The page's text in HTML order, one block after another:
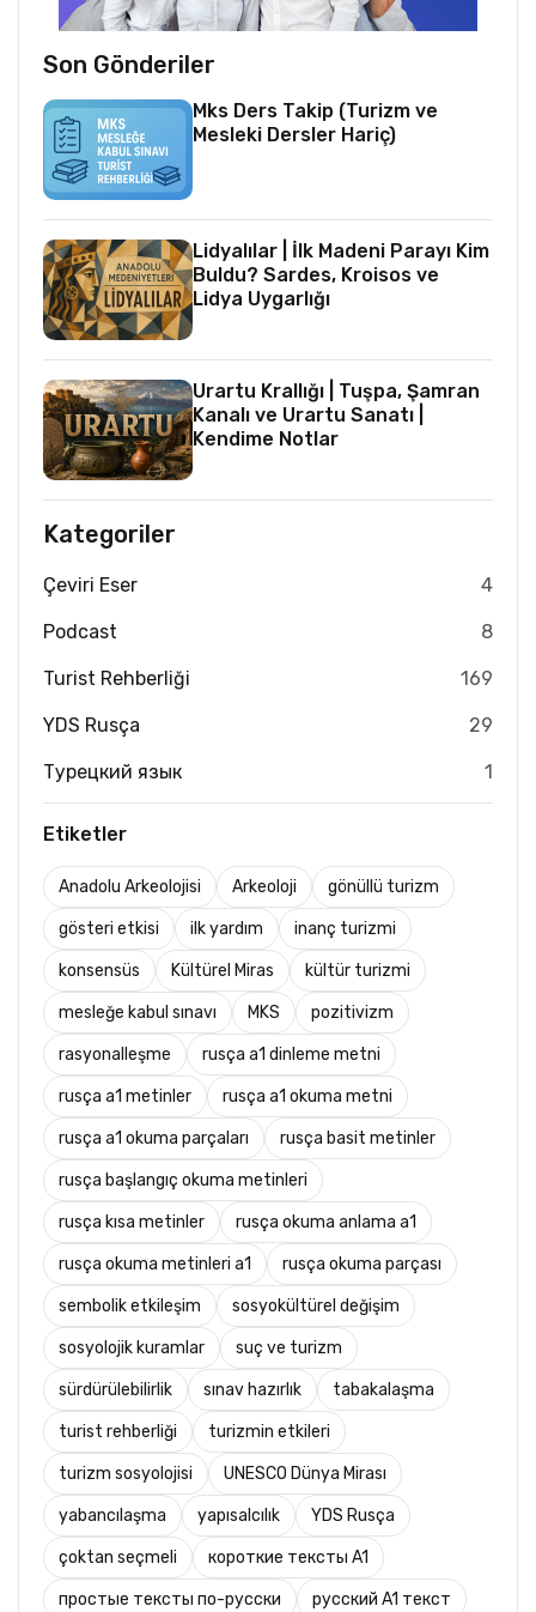
Son Gönderiler
Mks Ders Takip (Turizm ve
Mesleki Dersler Hariç)
Lidyalılar | İlk Madeni Parayı Kim
Buldu? Sardes, Kroisos ve
Lidya Uygarlığı
Urartu Krallığı | Tuşpa, Şamran
Kanalı ve Urartu Sanatı |
Kendime Notlar
Kategoriler
Çeviri Eser 4
Podcast 8
Turist Rehberliği 169
YDS Rusça 29
Турецкий язык 1
Etiketler
Anadolu Arkeolojisi Arkeoloji gönüllü turizm
gösteri etkisi ilk yardım inanç turizmi
konsensüs Kültürel Miras kültür turizmi
mesleğe kabul sınavı MKS pozitivizm
rasyonalleşme rusça a1 dinleme metni
rusça a1 metinler rusça a1 okuma metni
rusça a1 okuma parçaları rusça basit metinler
rusça başlangıç okuma metinleri
rusça kısa metinler rusça okuma anlama a1
rusça okuma metinleri a1 rusça okuma parçası
sembolik etkileşim sosyokültürel değişim
sosyolojik kuramlar suç ve turizm
sürdürülebilirlik sınav hazırlık tabakalaşma
turist rehberliği turizmin etkileri
turizm sosyolojisi UNESCO Dünya Mirası
yabancılaşma yapısalcılık YDS Rusça
çoktan seçmeli короткие тексты A1
простые тексты по-русски русский A1 текст